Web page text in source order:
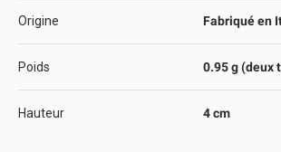
Origine Fabriqué en
Poids 0.95 g (deux
Hauteur 4 cm